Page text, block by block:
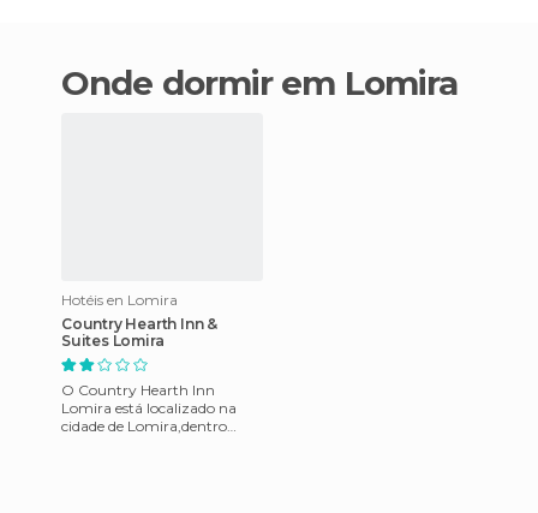
Onde dormir em Lomira
Hotéis en Lomira
Country Hearth Inn &
Suites Lomira
O Country Hearth Inn
Lomira está localizado na
cidade de Lomira,dentro